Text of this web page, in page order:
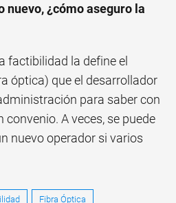
nuevo, ¿cómo aseguro la
factibilidad la define el
óptica) que el desarrollador
para saber con
convenio. A veces, se puede
nuevo operador si varios
Fibra Óptica